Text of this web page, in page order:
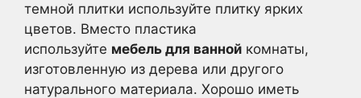
темной плитки используйте плитку ярких
цветов. Вместо пластика
используйте мебель для ванной комнаты,
изготовленную из дерева или другого
натурального материала. Хорошо иметь